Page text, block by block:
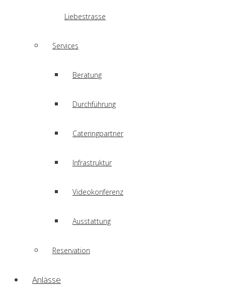
Liebestrasse
Services
Beratung
Durchführung
Cateringpartner
Infrastruktur
Videokonferenz
Ausstattung
Reservation
Anlässe